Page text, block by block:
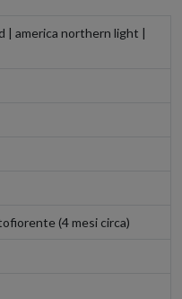
| america northern light |
(4 mesi circa)